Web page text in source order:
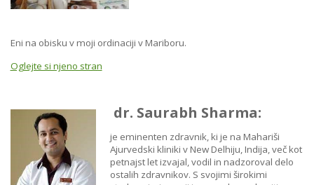
Eni na obisku v moji ordinaciji v Mariboru.
Oglejte si njeno stran
dr. Saurabh Sharma:
je eminenten zdravnik, ki je na Mahariši
Ajurvedski kliniki v New Delhiju, Indija, več kot
petnajst let izvajal, vodil in nadzoroval delo
ostalih zdravnikov. S svojimi širokimi